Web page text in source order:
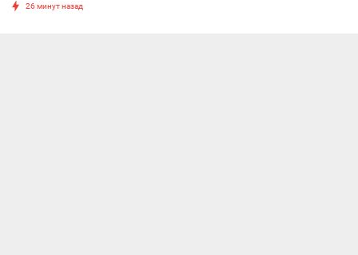
26 минут назад